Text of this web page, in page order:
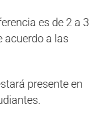
es de 2 a 3
acuerdo a las
presente en